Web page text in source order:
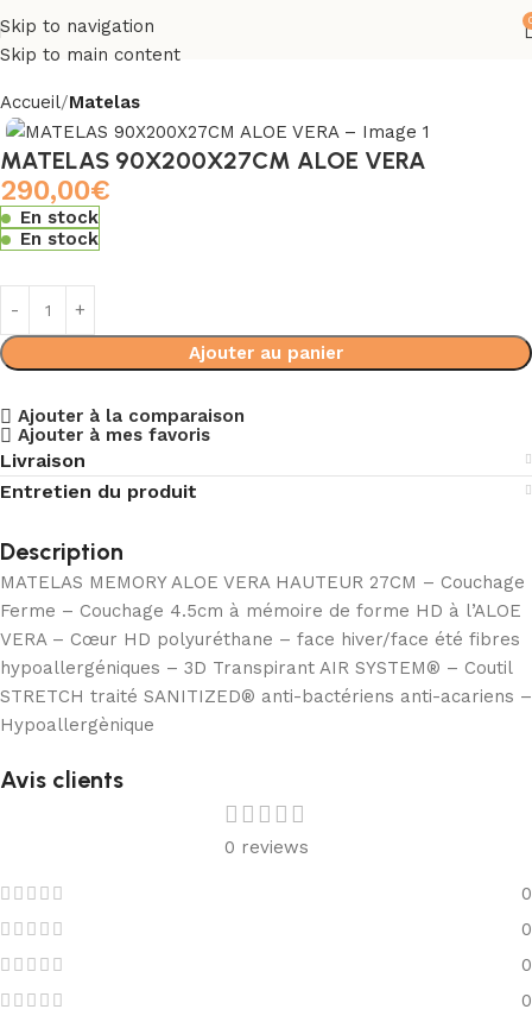
Skip to navigation
Skip to main content
Accueil Matelas
MATELAS 90X200X27CM ALOE VERA
290,00€
En stock
En stock
Ajouter au panier
Ajouter à la comparaison
Ajouter à mes favoris
Livraison
Entretien du produit
Description
MATELAS MEMORY ALOE VERA HAUTEUR 27CM – Couchage
Ferme – Couchage 4.5cm à mémoire de forme HD à l’ALOE
VERA – Cœur HD polyuréthane – face hiver/face été fibres
hypoallergéniques – 3D Transpirant AIR SYSTEM® – Coutil
STRETCH traité SANITIZED® anti-bactériens anti-acariens –
Hypoallergènique
Avis clients
0 reviews
0
0
0
0